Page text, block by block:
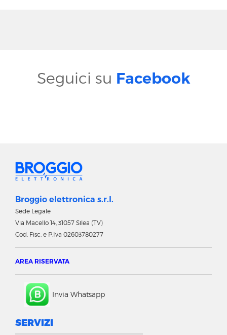
Seguici su Facebook
Broggio elettronica s.r.l.
Sede Legale
Via Macello 14, 31057 Silea (TV)
Cod. Fisc. e P.Iva 02603780277
AREA RISERVATA
Invia Whatsapp
SERVIZI